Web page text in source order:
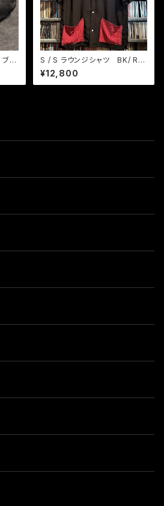
ラ
S / S ラウンジシャツ BK/ RD/
WHカスリ織りチェック
¥12,800